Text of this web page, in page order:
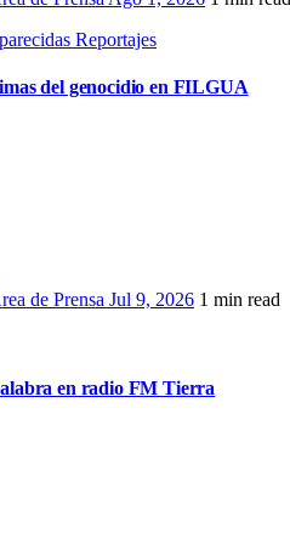
Reportajes
del genocidio en FILGUA
de Prensa Jul 9, 2026 1 min read
en radio FM Tierra